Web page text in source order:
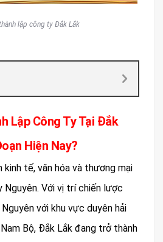
lập công ty Đắk Lắk
Lập Công Ty Tại Đắk
Hiện Nay?
tế, văn hóa và thương mại
Nguyên. Với vị trí chiến lược
với khu vực duyên hải
Bộ, Đắk Lắk đang trở thành